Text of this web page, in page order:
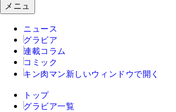
メニュ
ニュース
グラビア
連載コラム
コミック
キン肉マン 新しいウィンドウで開く
トップ
グラビア一覧